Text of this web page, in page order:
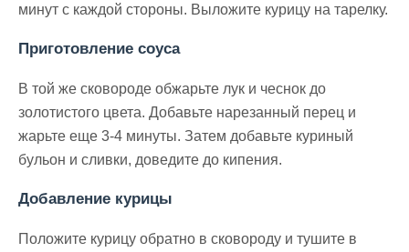
минут с каждой стороны. Выложите курицу на тарелку.
Приготовление соуса
В той же сковороде обжарьте лук и чеснок до
золотистого цвета. Добавьте нарезанный перец и
жарьте еще 3-4 минуты. Затем добавьте куриный
бульон и сливки, доведите до кипения.
Добавление курицы
Положите курицу обратно в сковороду и тушите в